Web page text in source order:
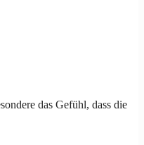
das Gefühl, dass die